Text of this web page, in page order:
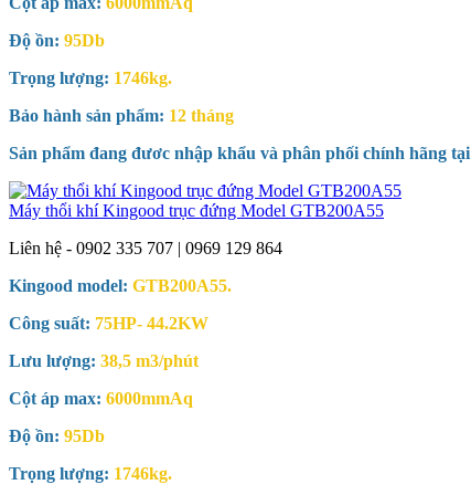
Độ ồn: 95Db
Trọng lượng: 1746kg.
Bảo hành sản phẩm: 12 tháng
Sản phẩm đang đươc nhập khẩu và phân phối chính hãng tại
Máy thổi khí Kingood trục đứng Model GTB200A55
Liên hệ - 0902 335 707 | 0969 129 864
Kingood model: GTB200A55.
Công suất: 75HP- 44.2KW
Lưu lượng: 38,5 m3/phút
Cột áp max: 6000mmAq
Độ ồn: 95Db
Trọng lượng: 1746kg.